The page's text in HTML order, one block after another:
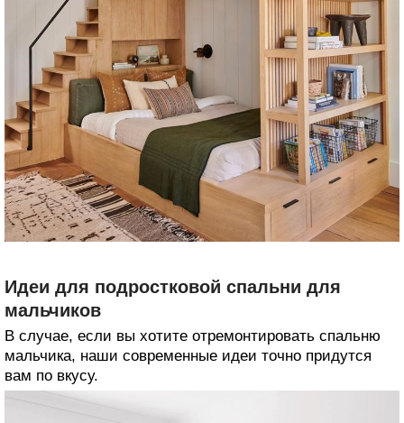
Идеи для подростковой спальни для
мальчиков
В случае, если вы хотите отремонтировать спальню
мальчика, наши современные идеи точно придутся
вам по вкусу.